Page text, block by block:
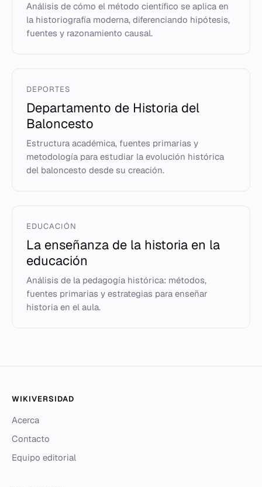
Análisis de cómo el método científico se aplica en
la historiografía moderna, diferenciando hipótesis,
fuentes y razonamiento causal.
DEPORTES
Departamento de Historia del
Baloncesto
Estructura académica, fuentes primarias y
metodología para estudiar la evolución histórica
del baloncesto desde su creación.
EDUCACIÓN
La enseñanza de la historia en la
educación
Análisis de la pedagogía histórica: métodos,
fuentes primarias y estrategias para enseñar
historia en el aula.
WIKIVERSIDAD
Acerca
Contacto
Equipo editorial